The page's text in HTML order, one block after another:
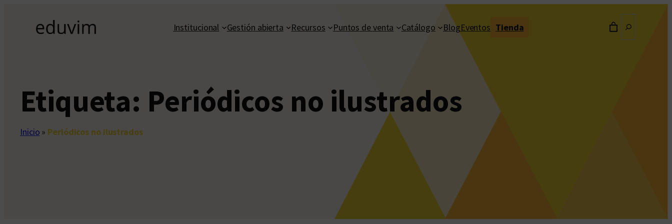
contenido
Institucional Gestión abierta Recursos Puntos de venta Catálogo BlogEventos Tienda
Etiqueta: Periódicos no ilustrados
Inicio » Periódicos no ilustrados